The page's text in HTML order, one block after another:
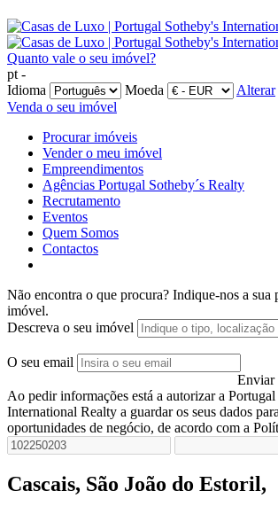
Quanto vale o seu imóvel?
pt -
Idioma
Moeda
Alterar
Venda o seu imóvel
Procurar imóveis
Vender o meu imóvel
Empreendimentos
Agências Portugal Sotheby´s Realty
Recrutamento
Eventos
Quem Somos
Contactos
Não encontra o que procura? Indique-nos a sua
imóvel.
Descreva o seu imóvel
O seu email
Enviar
Ao pedir informações está a autorizar a
International Realty a guardar os seus dados
oportunidades de negócio, de acordo com a
Cascais, São João do Estoril,